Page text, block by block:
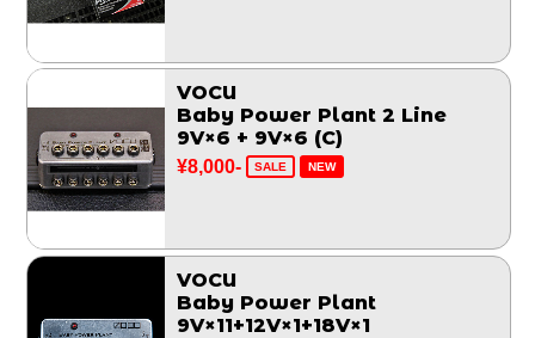
VOCU
Baby Power Plant 2 Line
9V×6 + 9V×6 (C)
¥8,000- SALE NEW
VOCU
Baby Power Plant
9V×11+12V×1+18V×1